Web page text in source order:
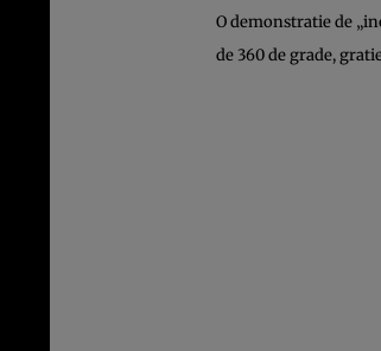
O demonstratie de
de 360 de grade,